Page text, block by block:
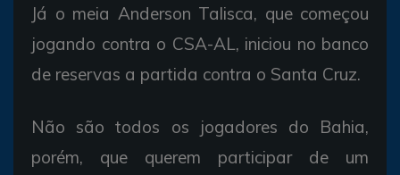
Já o meia Anderson Talisca, que começou
jogando contra o CSA-AL, iniciou no banco
de reservas a partida contra o Santa Cruz.
Não são todos os jogadores do Bahia,
porém, que querem participar de um